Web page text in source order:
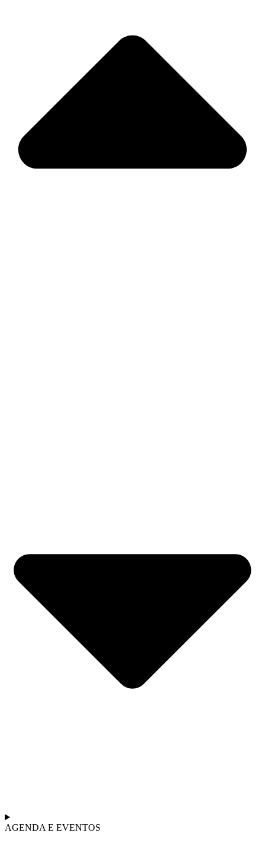
AGENDA E EVENTOS